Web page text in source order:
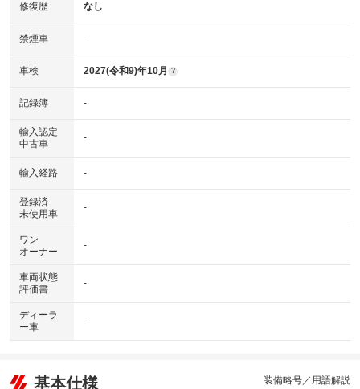
修復歴 なし
禁煙車 -
車検 2027(令和9)年10月 ?
記録簿 -
輸入認定
中古車
-
輸入経路 -
登録済
未使用車
-
ワン
オーナー
-
車両状態
評価書
-
ディーラ
ー車
-
基本仕様 装備略号／用語解説